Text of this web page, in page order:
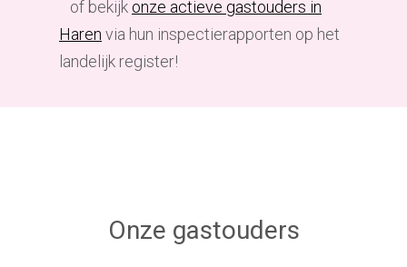
of bekijk onze actieve gastouders in
Haren via hun inspectierapporten op het
landelijk register!
Onze gastouders